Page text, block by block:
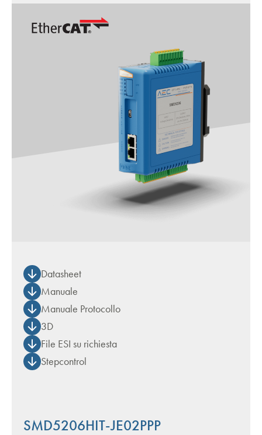
Datasheet
Manuale
Manuale Protocollo
3D
File ESI su richiesta
Stepcontrol
SMD5206HIT-JE02PPP